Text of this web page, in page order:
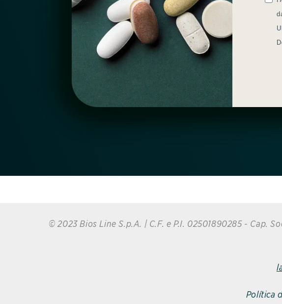
© 2023 Bios Line S.p.A. | C.F. e P.I. 02501890285 - Cap.
Política